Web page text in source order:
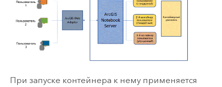
При запуске контейнера к нему применяется